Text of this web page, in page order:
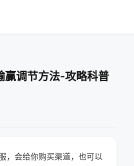
赢调节方法-攻略科普
，会给你购买渠道，也可以